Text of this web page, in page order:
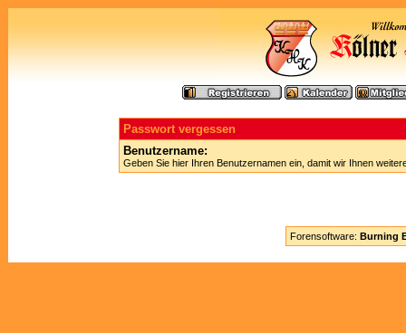
Passwort vergessen
Benutzername:
Geben Sie hier Ihren Benutzernamen ein, damit wir Ihnen
Forensoftware: Burning